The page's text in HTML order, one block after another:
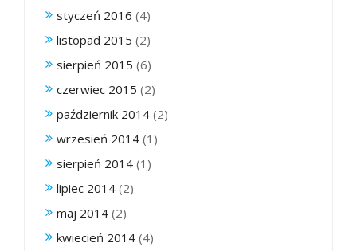
styczeń 2016 (4)
listopad 2015 (2)
sierpień 2015 (6)
czerwiec 2015 (2)
październik 2014 (2)
wrzesień 2014 (1)
sierpień 2014 (1)
lipiec 2014 (2)
maj 2014 (2)
kwiecień 2014 (4)